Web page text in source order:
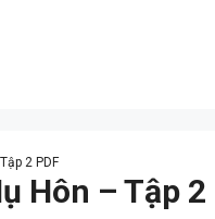
2 PDF
Hôn – Tập 2